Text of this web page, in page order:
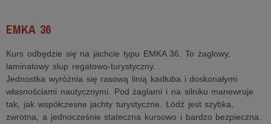
EMKA 36
Kurs odbędzie się na jachcie typu EMKA 36. To żaglowy,
laminatowy slup regatowo-turystyczny.
Jednostka wyróżnia się rasową linią kadłuba i doskonałymi
własnościami nautycznymi. Pod żaglami i na silniku manewruje
tak, jak współczesne jachty turystyczne. Łódź jest szybka,
zwrotna, a jednocześnie stateczna kursowo i bardzo bezpieczna.